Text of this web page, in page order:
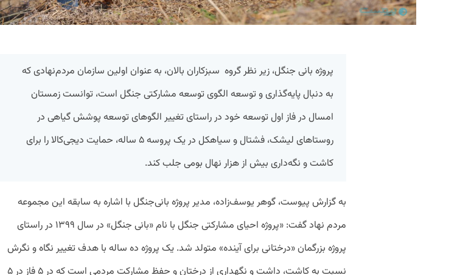
پروژه بانی جنگل، زیر نظر گروه سبزکاران بالان، به عنوان اولین سازمان مردم‌نهادی که
به دنبال پایه‌گذاری و توسعه الگوی توسعه مشارکتی جنگل است، توانست زمستان
امسال در فاز اول توسعه خود در راستای تغییر الگوهای توسعه پوشش گیاهی در
روستاهای لیشک، فشتال و سیاهکل در یک پروسه ۵ ساله، حمایت دیجی‌کالا را برای
کاشت و نگه‌داری بیش از هزار نهال بومی جلب کند.
به گزارش پیوست، گوهر یوسف‌زاده، مدیر پروژه بانی‌جنگل با اشاره به سابقه این مجموعه
مردم ‌نهاد گفت: «پروژه احیای مشارکتی جنگل با نام «بانی جنگل» در سال ۱۳۹۹ در راستای
پروژه بزرگمان «درختانی برای آینده» متولد شد. یک پروژه ده ساله با هدف تغییر نگاه و نگرش
نسبت به کاشت، داشت و نگهداری از درختان و حفظ مشارکت مردمی است که در ۵ فاز در ۵